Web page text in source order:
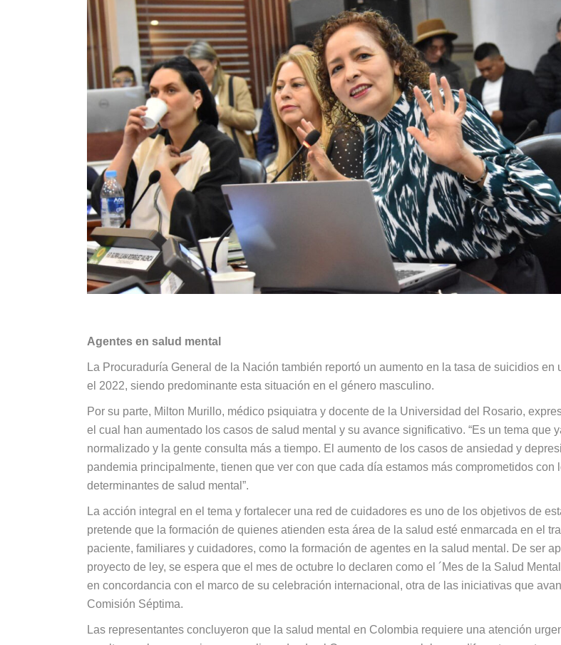
Agentes en salud mental
La Procuraduría General de la Nación también reportó un aumento en la tasa de suicidios en
el 2022, siendo predominante esta situación en el género masculino.
Por su parte, Milton Murillo, médico psiquiatra y docente de la Universidad del Rosario,
el cual han aumentado los casos de salud mental y su avance significativo. “Es un tema que
normalizado y la gente consulta más a tiempo. El aumento de los casos de ansiedad y
pandemia principalmente, tienen que ver con que cada día estamos más comprometidos con
determinantes de salud mental”.
La acción integral en el tema y fortalecer una red de cuidadores es uno de los objetivos de
pretende que la formación de quienes atienden esta área de la salud esté enmarcada en el
paciente, familiares y cuidadores, como la formación de agentes en la salud mental. De ser
proyecto de ley, se espera que el mes de octubre lo declaren como el ´Mes de la Salud
en concordancia con el marco de su celebración internacional, otra de las iniciativas que
Comisión Séptima.
Las representantes concluyeron que la salud mental en Colombia requiere una atención